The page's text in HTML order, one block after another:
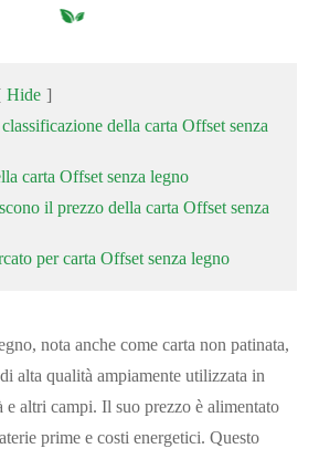
Hide ]
della carta Offset senza
carta Offset senza legno
il prezzo della carta Offset senza
per carta Offset senza legno
nota anche come carta non patinata,
alta qualità ampiamente utilizzata in
altri campi. Il suo prezzo è alimentato
prime e costi energetici. Questo